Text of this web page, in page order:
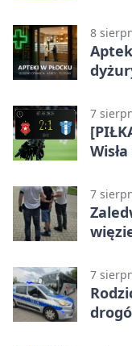
8
7
7
7